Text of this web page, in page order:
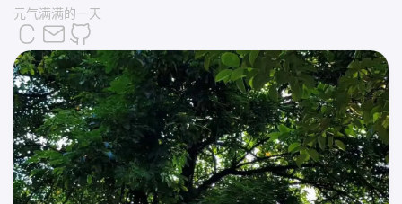
元气满满的一天